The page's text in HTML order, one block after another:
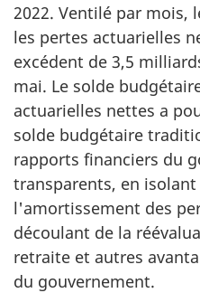
2022. Ventilé par mois,
les pertes actuarielles
excédent de 3,5
mai. Le solde
actuarielles nettes a
solde budgétaire
rapports financiers du
transparents, en
l'amortissement des
découlant de la
retraite et autres
du gouvernement.